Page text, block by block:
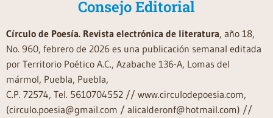
Consejo Editorial
Círculo de Poesía. Revista electrónica de literatura, año 18,
No. 960, febrero de 2026 es una publicación semanal editada
por Territorio Poético A.C., Azabache 136-A, Lomas del
mármol, Puebla, Puebla,
C.P. 72574, Tel. 5610704552 // www.circulodepoesia.com,
(circulo.poesia@gmail.com / alicalderonf@hotmail.com) //